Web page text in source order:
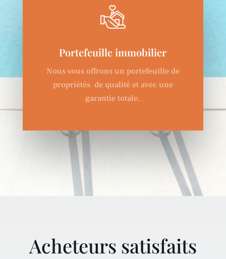
Portefeuille immobilier
Nous vous offrons un portefeuille de
propriétés de qualité et avec une
garantie totale.
Acheteurs satisfaits